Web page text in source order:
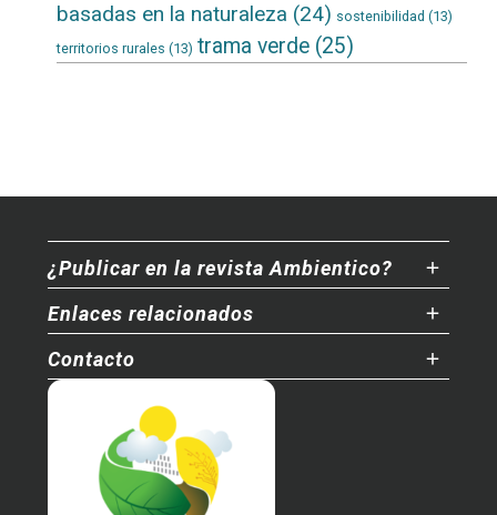
basadas en la naturaleza (24) sostenibilidad (13)
territorios rurales (13) trama verde(25)
¿Publicar en la revista Ambientico?
Enlaces relacionados
Contacto